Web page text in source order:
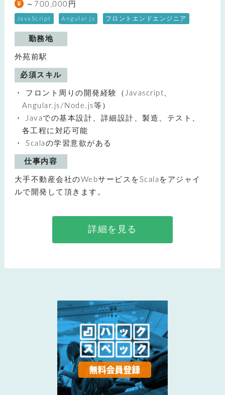
～700,000円
JavaScript Angular.js フロントエンドエンジニア
勤務地
外苑前駅
必須スキル
フロント周りの開発経験（Javascript、
Angular.js/Node.js等）
Javaでの基本設計、詳細設計、製造、テスト、
各工程に対応可能
Scalaの学習意欲がある
仕事内容
大手不動産会社のWebサービスをScalaをアジャイ
ルで開発して頂きます。
詳細を見る